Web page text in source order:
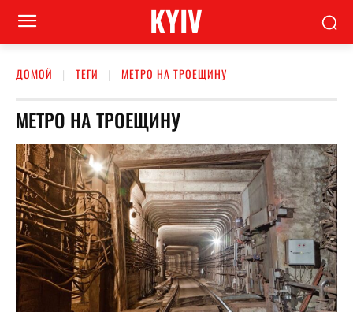
KYIV
ДОМОЙ ТЕГИ МЕТРО НА ТРОЕЩИНУ
МЕТРО НА ТРОЕЩИНУ